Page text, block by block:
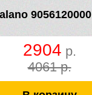
9056120000
2904 р.
4061 р.